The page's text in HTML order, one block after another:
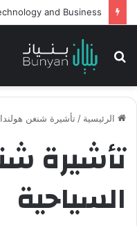
بحث
الرئيسية / تأشيرة شنغن
تأشيرة
السياحية